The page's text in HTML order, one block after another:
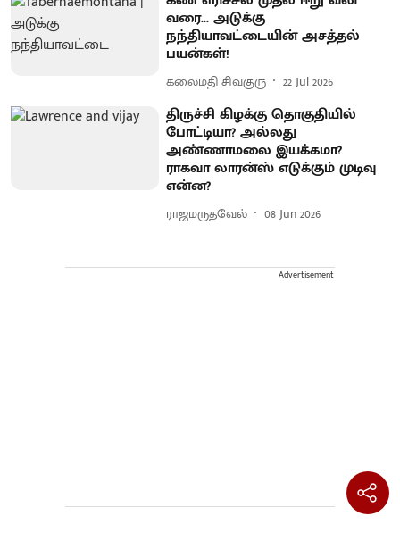
வரை... அடுக்கு
நந்தியாவட்டையின் அசத்தல்
பயன்கள்!
கலைமதி சிவகுரு 22 Jul 2026
திருச்சி கிழக்கு தொகுதியில்
போட்டியா? அல்லது
அண்ணாமலை இயக்கமா?
ராகவா லாரன்ஸ் எடுக்கும் முடிவு
என்ன?
ராஜமருதவேல் 08 Jun 2026
Advertisement